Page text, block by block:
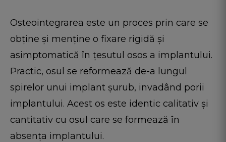
Osteointegrarea este un proces prin care se
obține și menține o fixare rigidă și
asimptomatică în țesutul osos a implantului.
Practic, osul se reformează de-a lungul
spirelor unui implant șurub, invadând porii
implantului. Acest os este identic calitativ și
cantitativ cu osul care se formează în
absența implantului.